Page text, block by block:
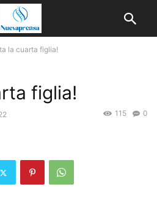
la cuarta figlia!
figlia!
0
115